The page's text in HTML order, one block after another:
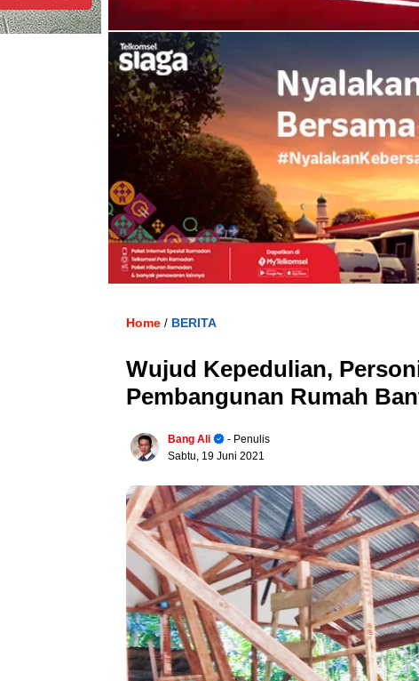
Home / BERITA
Wujud Kepedulian,
Pembangunan Rumah
Bang Ali
- Penulis
Sabtu, 19 Juni 2021